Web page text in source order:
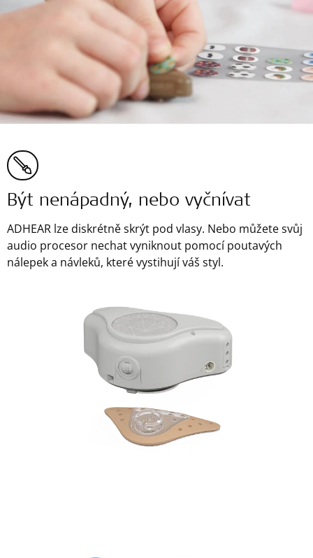
Být nenápadný, nebo vyčnívat
ADHEAR lze diskrétně skrýt pod vlasy. Nebo můžete svůj
audio procesor nechat vyniknout pomocí poutavých
nálepek a návleků, které vystihují váš styl.